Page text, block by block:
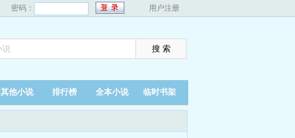
密码： 用户注册
其他小说 排行榜 全本小说 临时书架